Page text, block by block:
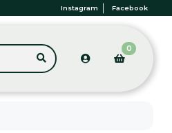
Instagram Facebook
0